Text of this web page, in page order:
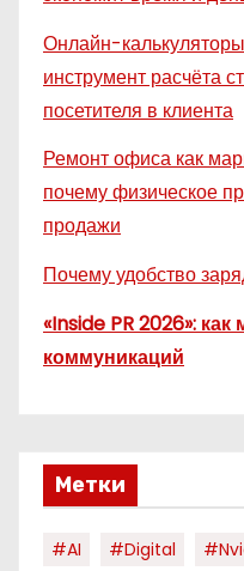
Онлайн-
инструмент расчёта
посетителя в клиента
Ремонт офиса как
почему физическое
продажи
Почему удобство
«Inside PR 2026»:
коммуникаций
Метки
#AI #digital